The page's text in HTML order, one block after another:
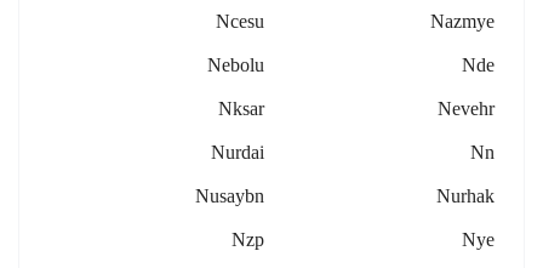
Nazmye
Ncesu
Nde
Nebolu
Nevehr
Nksar
Nn
Nurdai
Nurhak
Nusaybn
Nye
Nzp